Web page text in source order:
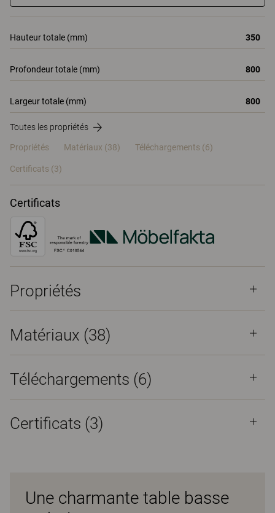
Hauteur totale (mm) 350
Profondeur totale (mm) 800
Largeur totale (mm) 800
Toutes les propriétés
Propriétés Matériaux (38) Téléchargements (6)
Certificats (3)
Certificats
Propriétés
Matériaux (38)
Téléchargements (6)
Certificats (3)
Une charmante table basse